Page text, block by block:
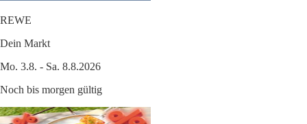
REWE
Dein Markt
Mo. 3.8. - Sa. 8.8.2026
Noch bis morgen gültig